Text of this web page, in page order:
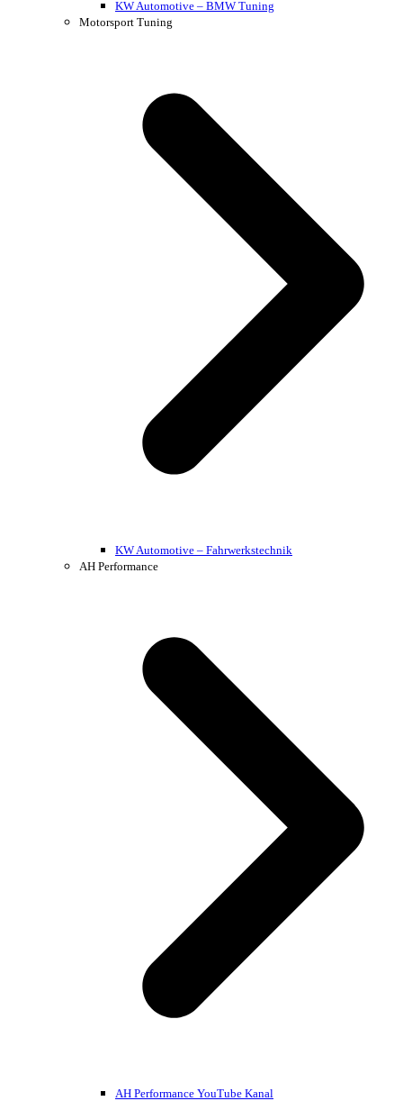
KW Automotive – BMW Tuning
Motorsport Tuning
KW Automotive – Fahrwerkstechnik
AH Performance
AH Performance YouTube Kanal